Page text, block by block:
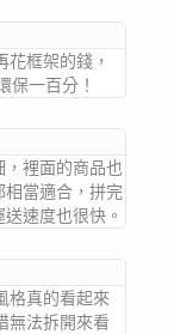
花框架的錢，
保一百分！
，裡面的商品也
相當適合，拼完
速度也很快。
格真的看起來
無法拆開來看